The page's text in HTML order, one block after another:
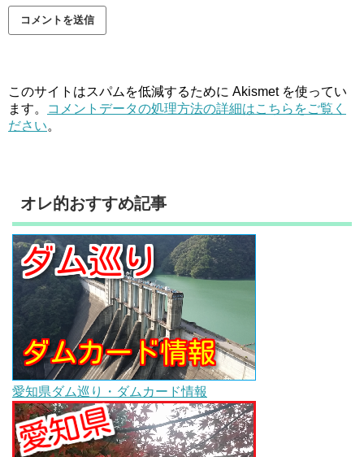
このサイトはスパムを低減するために Akismet を使ってい
ます。
コメントデータの処理方法の詳細はこちらをご覧く
ださい。
オレ的おすすめ記事
愛知県ダム巡り・ダムカード情報